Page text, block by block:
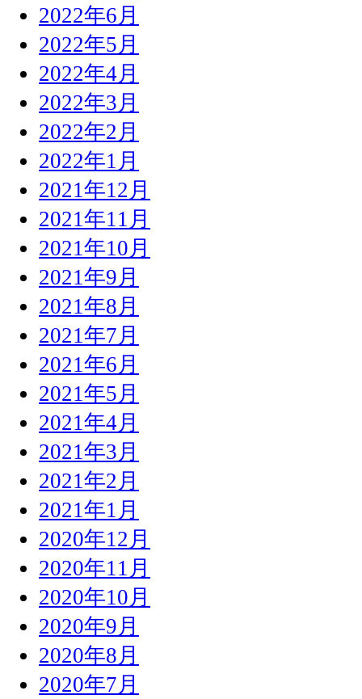
2022年6月
2022年5月
2022年4月
2022年3月
2022年2月
2022年1月
2021年12月
2021年11月
2021年10月
2021年9月
2021年8月
2021年7月
2021年6月
2021年5月
2021年4月
2021年3月
2021年2月
2021年1月
2020年12月
2020年11月
2020年10月
2020年9月
2020年8月
2020年7月